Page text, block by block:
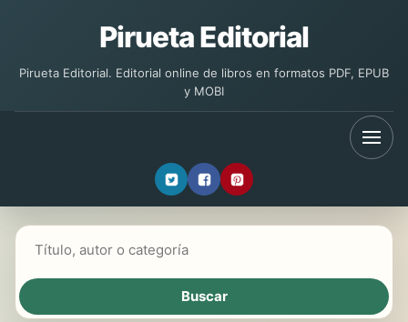
Pirueta Editorial
Pirueta Editorial. Editorial online de libros en formatos PDF, EPUB
y MOBI